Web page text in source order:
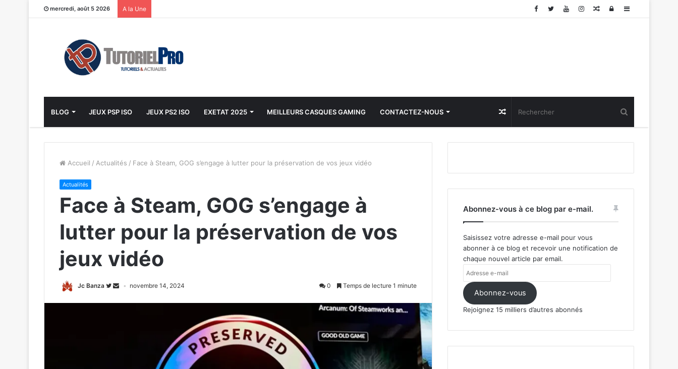
mercredi, août 5 2026 A la Une Sidebar
Connexion
Article
BLOG JEUX PSP ISO JEUX PS2 ISO EXETAT 2025 MEILLEURS CASQUES GAMING CONTACTEZ-NOUS Article
Aléatoire
Accueil / Actualités / Face à Steam, GOG s’engage à lutter pour la préservation de vos jeux vidéo
Actualités
Face à Steam, GOG s’engage à
lutter pour la préservation de vos
jeux vidéo
Jc Banza novembre 14, 2024 0 Temps de lecture 1 minute
Abonnez-vous à ce blog par e-mail.
Saisissez votre adresse e-mail pour vous
abonner à ce blog et recevoir une notification de
chaque nouvel article par email.
Adresse
e-
mail Abonnez-vous
Rejoignez 15 milliers d’autres abonnés